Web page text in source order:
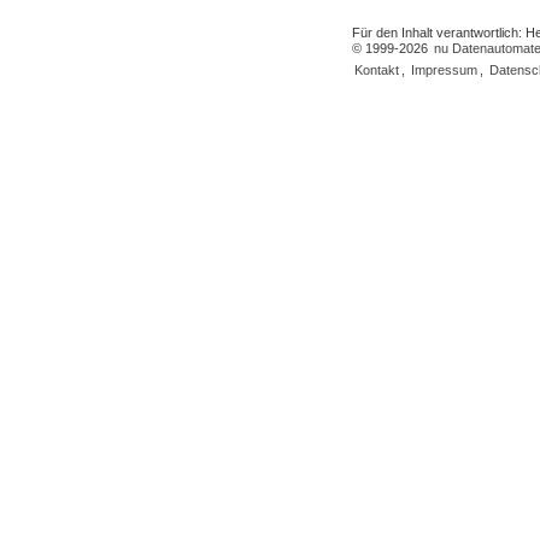
Für den Inhalt verantwortlich:
© 1999-2026 nu
Kontakt
Impressum